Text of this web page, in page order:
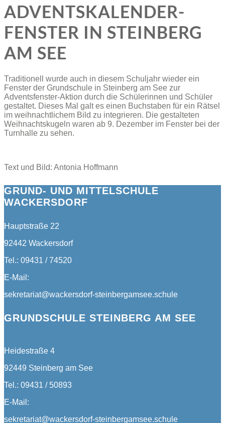
ADVENTSKALENDER-
FENSTER IN STEINBERG
AM SEE
Traditionell wurde auch in diesem Schuljahr wieder ein
Fenster der Grundschule in Steinberg am See zur
Adventsfenster-Aktion durch die Schülerinnen und Schüler
gestaltet. Dieses Mal galt es einen Buchstaben für ein Rätsel
im weihnachtlichem Bild zu integrieren. Die gestalteten
Weihnachtskugeln waren ab 9. Dezember im Fenster bei der
Turnhalle zu sehen.
Text und Bild: Antonia Hoffmann
GRUND- UND MITTELSCHULE
WACKERSDORF
Hauptstraße 22
92442 Wackersdorf
Tel.: 09431 / 74520
E-Mail:
sekretariat@wackersdorf-steinbergamsee.schule
GRUNDSCHULE STEINBERG AM SEE
Heidestraße 4
92449 Steinberg am See
Tel.: 09431 / 50893
E-Mail:
sekretariat@wackersdorf-steinbergamsee.schule